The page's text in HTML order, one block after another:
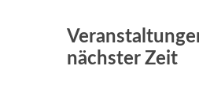
nächster Zeit